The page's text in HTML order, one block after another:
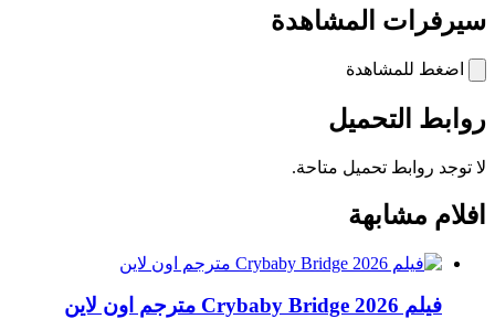
سيرفرات المشاهدة
اضغط للمشاهدة
روابط التحميل
لا توجد روابط تحميل متاحة.
افلام مشابهة
فيلم Crybaby Bridge 2026 مترجم اون لاين